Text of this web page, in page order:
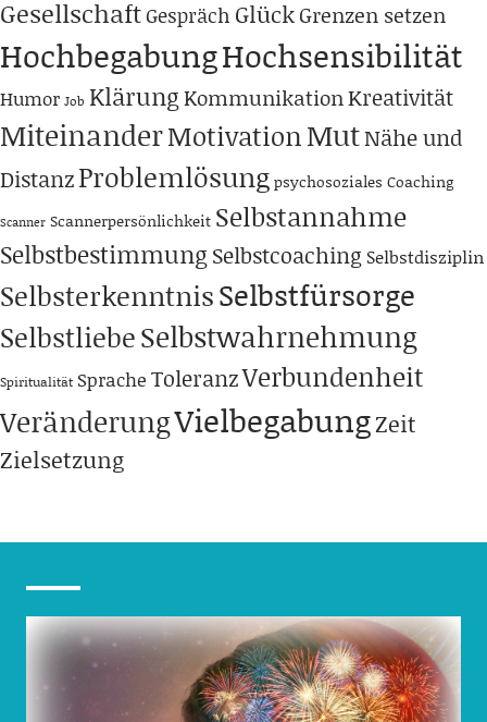
GesellschaftGespräch GlückGrenzen setzen
HochbegabungHochsensibilität
Humor Job KlärungKommunikationKreativität
MiteinanderMotivationMutNähe und
DistanzProblemlösungpsychosoziales Coaching
Scanner Scannerpersönlichkeit Selbstannahme
Selbstbestimmung Selbstcoaching Selbstdisziplin
SelbsterkenntnisSelbstfürsorge
SelbstliebeSelbstwahrnehmung
Spiritualität Sprache ToleranzVerbundenheit
VeränderungVielbegabungZeit
Zielsetzung